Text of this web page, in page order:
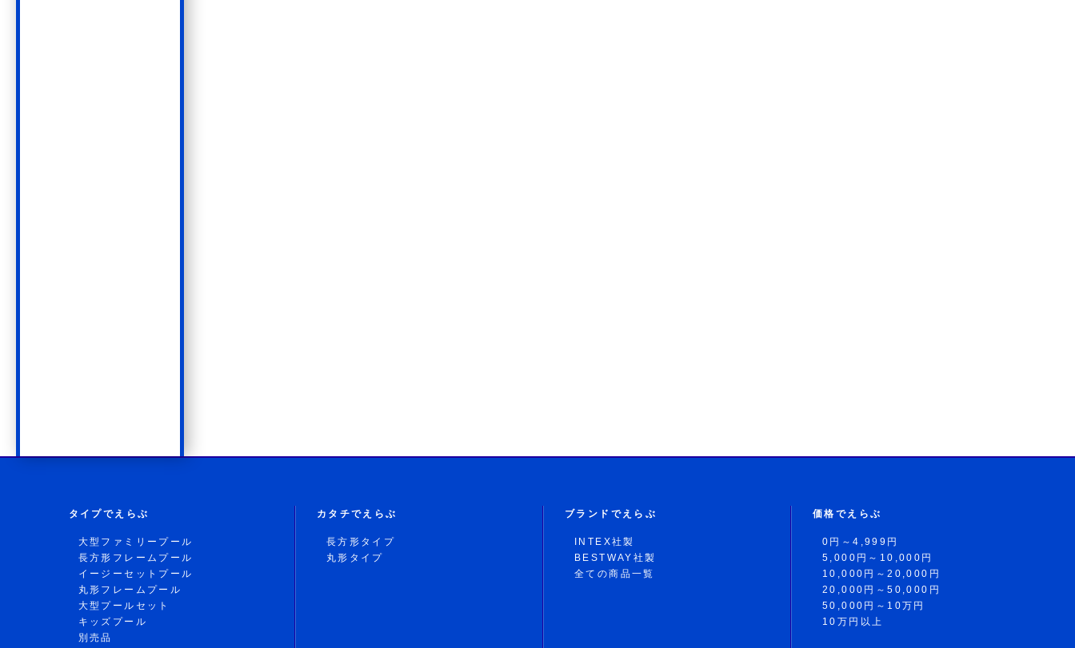
タイプでえらぶ
大型ファミリープール
長方形フレームプール
イージーセットプール
丸形フレームプール
大型プールセット
キッズプール
別売品
カタチでえらぶ
長方形タイプ
丸形タイプ
ブランドでえらぶ
INTEX社製
BESTWAY社製
全ての商品一覧
価格でえらぶ
0円～4,999円
5,000円～10,000円
10,000円～20,000円
20,000円～50,000円
50,000円～10万円
10万円以上